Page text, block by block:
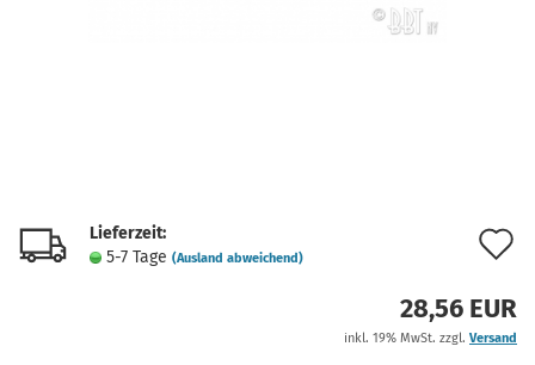
Lieferzeit:
5-7 Tage (Ausland abweichend)
28,56 EUR
inkl. 19% MwSt. zzgl. Versand